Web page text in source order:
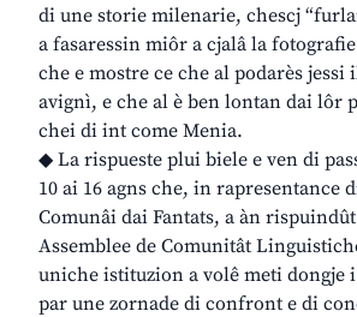
di une storie milenarie, chescj
a fasaressin miôr a cjalâ la
che e mostre ce che al podarès
avignì, e che al è ben lontan dai lôr
chei di int come Menia.
◆ La rispueste plui biele e ven di
10 ai 16 agns che, in rapresentance
Comunâi dai Fantats, a àn
Assemblee de Comunitât
uniche istituzion a volê meti dongje
par une zornade di confront e di